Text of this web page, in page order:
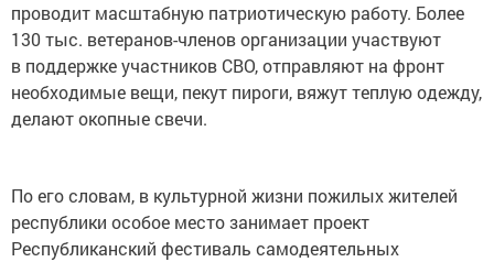
проводит масштабную патриотическую работу. Более
130 тыс. ветеранов-членов организации участвуют
в поддержке участников СВО, отправляют на фронт
необходимые вещи, пекут пироги, вяжут теплую одежду,
делают окопные свечи.
По его словам, в культурной жизни пожилых жителей
республики особое место занимает проект
Республиканский фестиваль самодеятельных